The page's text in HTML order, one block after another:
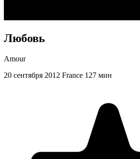
Любовь
Amour
20 сентября 2012 France 127 мин